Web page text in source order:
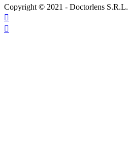
Copyright © 2021 - Doctorlens S.R.L.

